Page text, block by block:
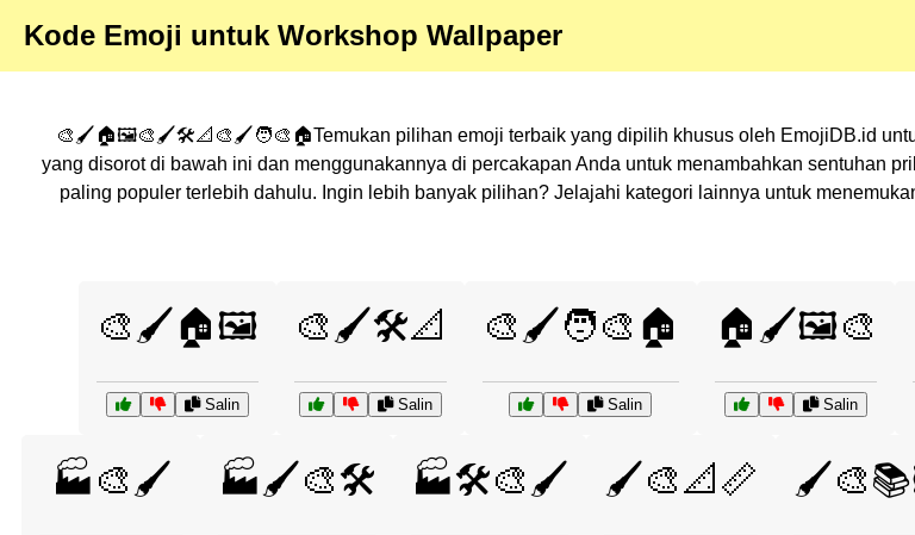
Kode Emoji untuk Workshop Wallpaper
🎨🖌️🏠🖼️🎨🖌️🛠️📐🎨🖌️🧑‍🎨🏠Temukan pilihan emoji terbaik yang dipilih khusus oleh EmojiDB.id
yang disorot di bawah ini dan menggunakannya di percakapan Anda untuk menambahkan sentuhan
paling populer terlebih dahulu. Ingin lebih banyak pilihan? Jelajahi kategori lainnya untuk
🎨🖌️🏠🖼️
Salin
🎨🖌️🛠️📐
Salin
🎨🖌️🧑‍🎨🏠
Salin
🏠🖌️🖼️🎨
Salin
🏭🎨🖌️ 🏭🖌️🎨🛠️ 🏭🛠️🎨🖌️ 🖌️🎨📐📏